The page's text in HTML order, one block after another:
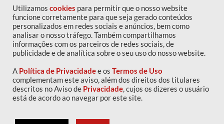
FALE CONOSCO
Copyright © 2016 IPOG - Todos os direitos reservados
Política de privacidade
Utilizamos cookies para permitir que o nosso website
funcione corretamente para que seja gerado conteúdos
personalizados em redes sociais e anúncios, bem como
analisar o nosso tráfego. Também compartilhamos
informações com os parceiros de redes sociais, de
publicidade e de analítica sobre o seu uso do nosso website.
A Política de Privacidadee os Termos de Uso
complementam este aviso, além dos direitos dos titulares
descritos no Aviso de Privacidade, cujos os dizeres o usuário
está de acordo ao navegar por este site.